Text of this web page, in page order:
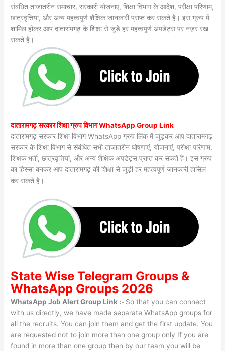
संबंधित ताजातरीन समाचार, सरकारी योजनाएं, शिक्षा विभाग के आदेश, परीक्षा परिणाम,
छात्रवृत्तियां, और अन्य महत्वपूर्ण शैक्षिक जानकारी प्राप्त कर सकते हैं। इस ग्रुप में
शामिल होकर आप दातारामगढ़ के शिक्षा से जुड़े हर महत्वपूर्ण अपडेट्स पर नज़र रख
सकते हैं।
दातारामगढ़ सरकार शिक्षा ग्रुप विभाग WhatsApp Group Link
दातारामगढ़ सरकार शिक्षा विभाग WhatsApp ग्रुप लिंक में जुड़कर आप दातारामगढ़
सरकार के शिक्षा विभाग से संबंधित सभी ताजातरीन घोषणाएं, योजनाएं, परीक्षा परिणाम,
शिक्षक भर्ती, छात्रवृत्तियां, और अन्य शैक्षिक अपडेट्स प्राप्त कर सकते हैं। इस ग्रुप
का हिस्सा बनकर आप दातारामगढ़ की शिक्षा से जुड़ी हर महत्वपूर्ण जानकारी हासिल
कर सकते हैं।
State WiseTelegram Groups &
WhatsApp Groups 2026
WhatsApp Job Alert Group Link :- So that you can connect
with us directly, we have made separate WhatsApp groups for
all the recruits. You can join them and get the first update. You
are requested not to join more than one group only If you are
found in more than one group then by our team you will be